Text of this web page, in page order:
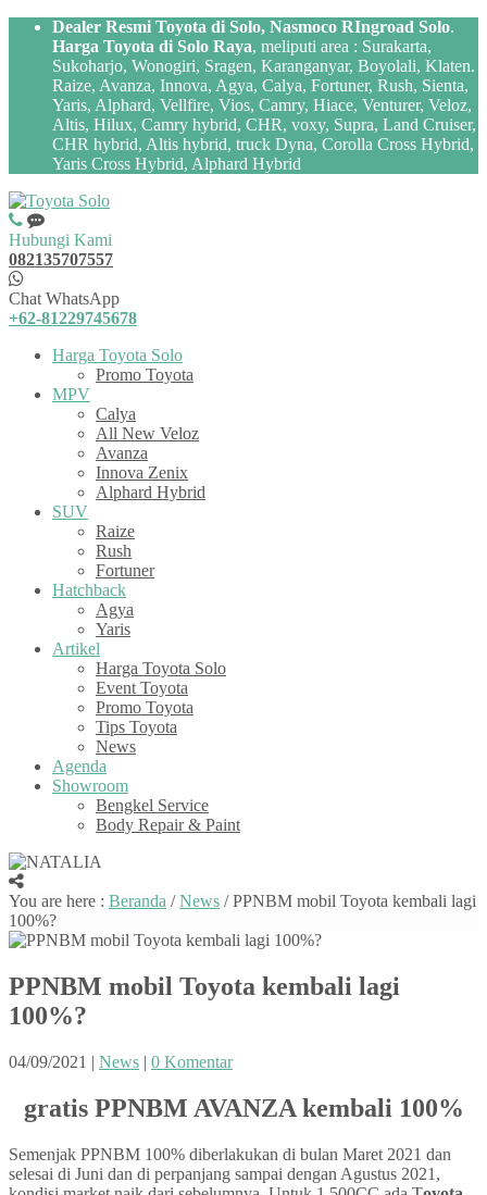
Dealer Resmi Toyota di Solo, Nasmoco RIngroad Solo.
Harga Toyota di Solo Raya, meliputi area : Surakarta,
Sukoharjo, Wonogiri, Sragen, Karanganyar, Boyolali, Klaten.
Raize, Avanza, Innova, Agya, Calya, Fortuner, Rush, Sienta,
Yaris, Alphard, Vellfire, Vios, Camry, Hiace, Venturer, Veloz,
Altis, Hilux, Camry hybrid, CHR, voxy, Supra, Land Cruiser,
CHR hybrid, Altis hybrid, truck Dyna, Corolla Cross Hybrid,
Yaris Cross Hybrid, Alphard Hybrid
Hubungi Kami
082135707557
Chat WhatsApp
+62-81229745678
Harga Toyota Solo
Promo Toyota
MPV
Calya
All New Veloz
Avanza
Innova Zenix
Alphard Hybrid
SUV
Raize
Rush
Fortuner
Hatchback
Agya
Yaris
Artikel
Harga Toyota Solo
Event Toyota
Promo Toyota
Tips Toyota
News
Agenda
Showroom
Bengkel Service
Body Repair & Paint
You are here : Beranda /News /PPNBM mobil Toyota kembali lagi
100%?
PPNBM mobil Toyota kembali lagi
100%?
04/09/2021 | News | 0 Komentar
gratis PPNBM AVANZA kembali 100%
Semenjak PPNBM 100% diberlakukan di bulan Maret 2021 dan
selesai di Juni dan di perpanjang sampai dengan Agustus 2021,